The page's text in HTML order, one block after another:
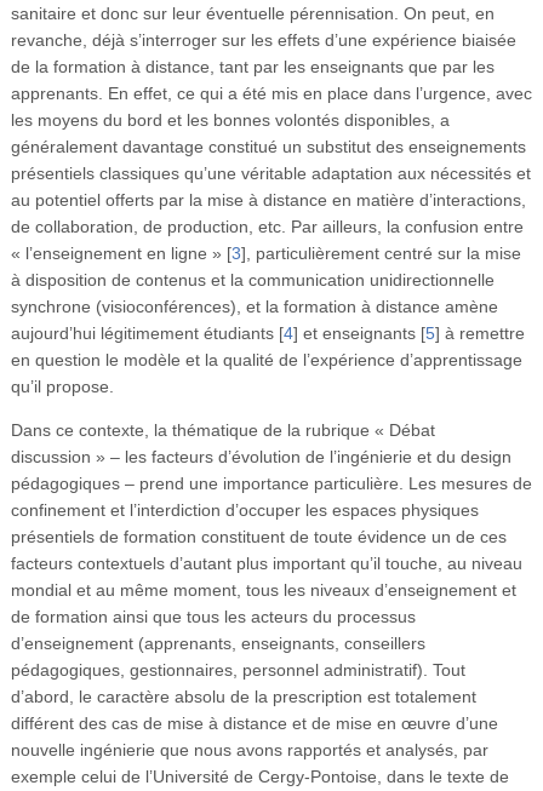
sanitaire et donc sur leur éventuelle pérennisation. On peut, en
revanche, déjà s’interroger sur les effets d’une expérience biaisée
de la formation à distance, tant par les enseignants que par les
apprenants. En effet, ce qui a été mis en place dans l’urgence, avec
les moyens du bord et les bonnes volontés disponibles, a
généralement davantage constitué un substitut des enseignements
présentiels classiques qu’une véritable adaptation aux nécessités et
au potentiel offerts par la mise à distance en matière d’interactions,
de collaboration, de production, etc. Par ailleurs, la confusion entre
« l’enseignement en ligne » [3] , particulièrement centré sur la mise
à disposition de contenus et la communication unidirectionnelle
synchrone (visioconférences), et la formation à distance amène
aujourd’hui légitimement étudiants[4] et enseignants[5] à remettre
en question le modèle et la qualité de l’expérience d’apprentissage
qu’il propose.
Dans ce contexte, la thématique de la rubrique « Débat
discussion » – les facteurs d’évolution de l’ingénierie et du design
pédagogiques – prend une importance particulière. Les mesures de
confinement et l’interdiction d’occuper les espaces physiques
présentiels de formation constituent de toute évidence un de ces
facteurs contextuels d’autant plus important qu’il touche, au niveau
mondial et au même moment, tous les niveaux d’enseignement et
de formation ainsi que tous les acteurs du processus
d’enseignement (apprenants, enseignants, conseillers
pédagogiques, gestionnaires, personnel administratif). Tout
d’abord, le caractère absolu de la prescription est totalement
différent des cas de mise à distance et de mise en œuvre d’une
nouvelle ingénierie que nous avons rapportés et analysés, par
exemple celui de l’Université de Cergy-Pontoise, dans le texte de